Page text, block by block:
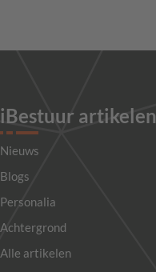
iBestuur artikelen
Nieuws
Blogs
Personalia
Achtergrond
Alle artikelen